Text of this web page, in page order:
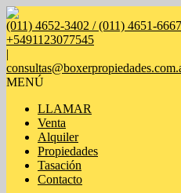
(011) 4652-3402 / (011) 4651-6667
+5491123077545
|
MENÚ
LLAMAR
Venta
Alquiler
Propiedades
Tasación
Contacto